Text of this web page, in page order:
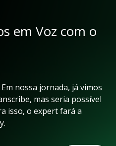
em Voz com o
nossa jornada, já vimos
mas seria possível
isso, o expert fará a